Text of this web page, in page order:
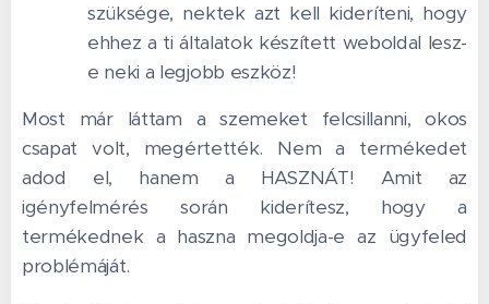
szüksége, nektek azt kell kideríteni, hogy
ehhez a ti általatok készített weboldal lesz-
e neki a legjobb eszköz!
Most már láttam a szemeket felcsillanni, okos
csapat volt, megértették. Nem a termékedet
adod el, hanem a HASZNÁT! Amit az
igényfelmérés során kiderítesz, hogy a
termékednek a haszna megoldja-e az ügyfeled
problémáját.